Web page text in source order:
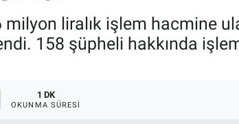
liralık işlem hacmine
158 şüpheli hakkında
1 DK
OKUNMA SÜRESI